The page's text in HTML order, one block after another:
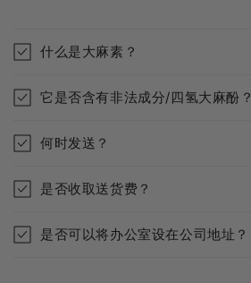
什么是大麻素？
它是否含有非法成分/四氢大麻酚？
何时发送？
是否收取送货费？
是否可以将办公室设在公司地址？